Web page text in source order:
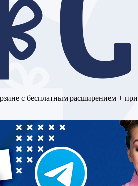
с бесплатным расширением +